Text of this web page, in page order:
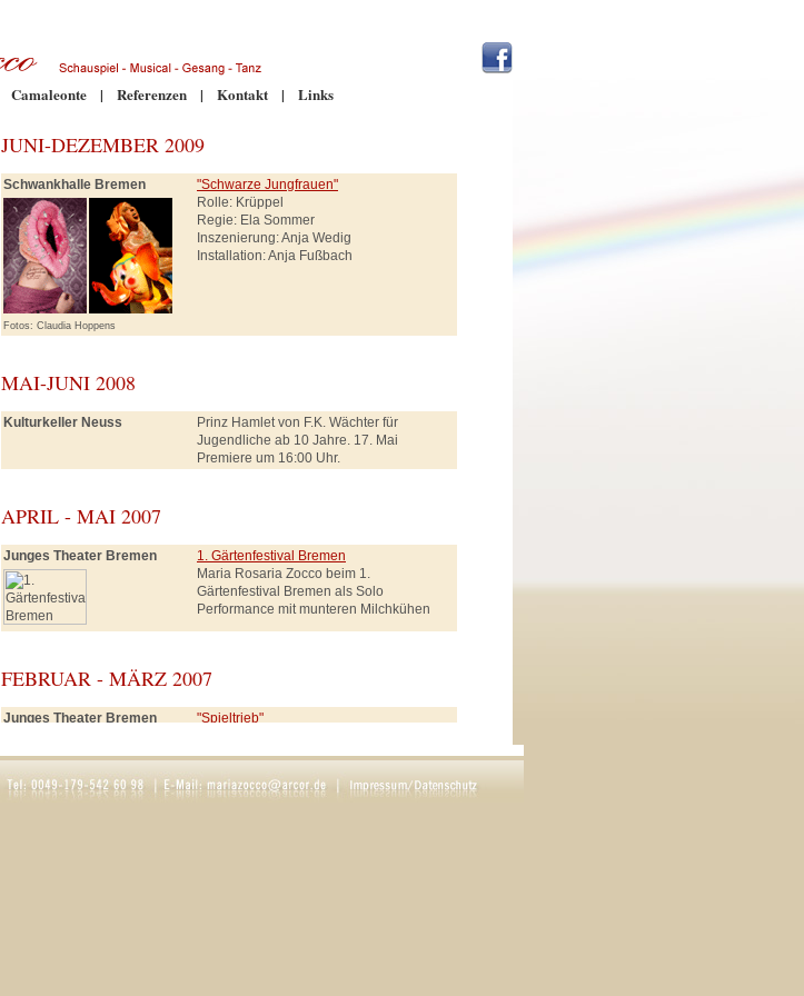
Camaleonte | Referenzen | Kontakt | Links
JUNI-DEZEMBER 2009
Schwankhalle Bremen
Fotos: Claudia Hoppens
"Schwarze Jungfrauen"
Rolle: Krüppel
Regie: Ela Sommer
Inszenierung: Anja Wedig
Installation: Anja Fußbach
MAI-JUNI 2008
Kulturkeller Neuss
Prinz Hamlet von F.K. Wächter für
Jugendliche ab 10 Jahre. 17. Mai
Premiere um 16:00 Uhr.
APRIL - MAI 2007
Junges Theater Bremen
1. Gärtenfestival Bremen
Maria Rosaria Zocco beim 1.
Gärtenfestival Bremen als Solo
Performance mit munteren Milchkühen
FEBRUAR - MÄRZ 2007
Junges Theater Bremen
"Spieltrieb"
Schneewittchen, Regie: Carsten Werner